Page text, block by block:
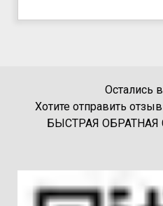
Остались
Хотите отправить
БЫСТРАЯ ОБРАТНАЯ